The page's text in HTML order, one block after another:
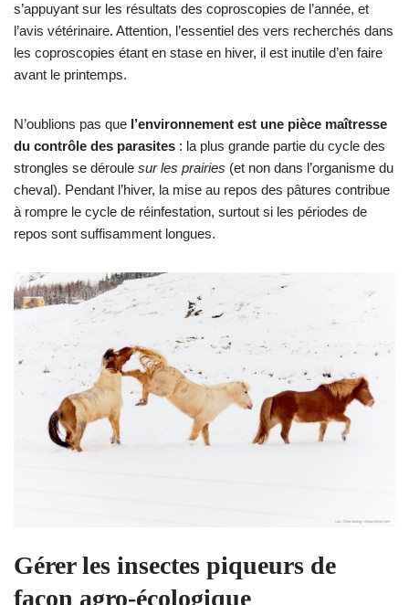
s’appuyant sur les résultats des coproscopies de l’année, et
l’avis vétérinaire. ​Attention, l’essentiel des vers recherchés dans
les coproscopies étant en stase en hiver, il est inutile d’en faire
avant le printemps.
N’oublions pas que l’environnement est une pièce maîtresse
du contrôle des parasites : la plus grande partie du cycle des
strongles se déroule sur les prairies (et non dans l’organisme du
cheval). Pendant l’hiver, la mise au repos des pâtures contribue
à rompre le cycle de réinfestation, surtout si les périodes de
repos sont suffisamment longues.
Gérer les insectes piqueurs de
façon agro‑écologique